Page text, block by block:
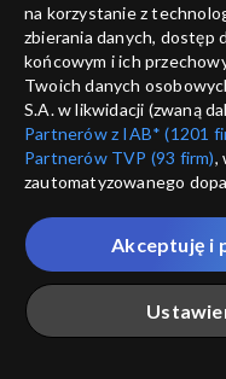
informacje o dostawcy
na korzystanie z
zbierania danych, dostęp
końcowym i ich
Twoich danych
S.A. w likwidacji (zwaną
Partnerów z IAB* (1201
Partnerów TVP (93 firm),
zautomatyzowanego
które wskazujemy
przez nas identyfikatora
Twoje dane osobowe
Ciebie naszych
„Portalem”, w tym
Akceptuję i